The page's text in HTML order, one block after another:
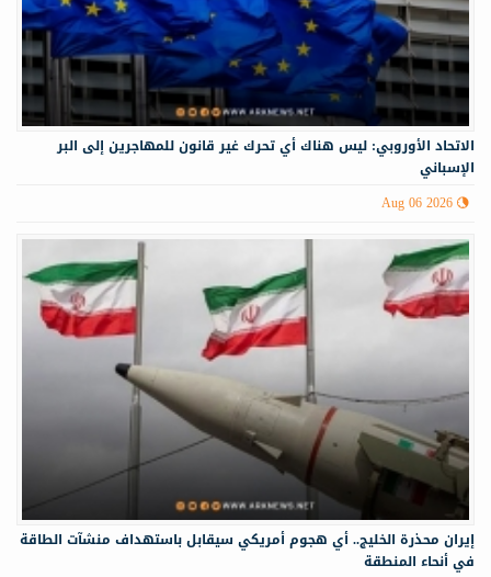
الاتحاد الأوروبي: ليس هناك أي تحرك غير قانون للمهاجرين إلى البر
الإسباني
Aug 06 2026
إيران محذرة الخليج.. أي هجوم أمريكي سيقابل باستهداف منشآت الطاقة
في أنحاء المنطقة